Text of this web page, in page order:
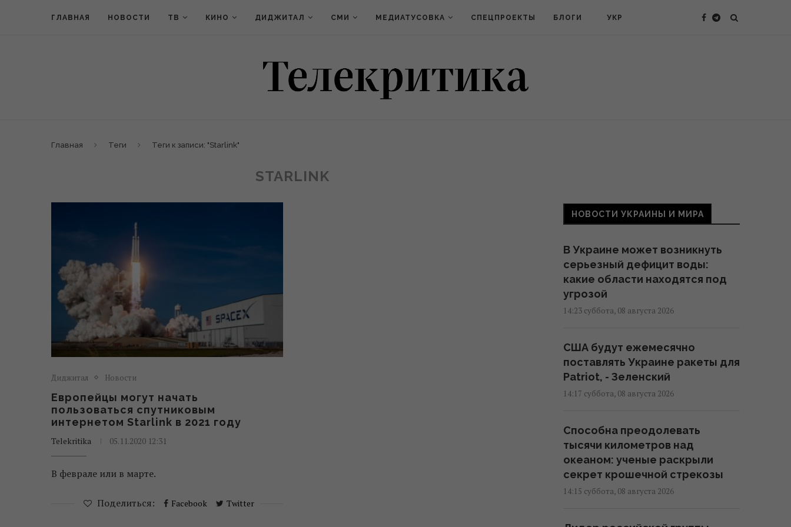
ГЛАВНАЯ НОВОСТИ ТВ КИНО ДИДЖИТАЛ СМИ МЕДИАТУСОВКА СПЕЦПРОЕКТЫ БЛОГИ УКР
Главная Теги Теги к записи: "Starlink"
STARLINK
Диджитал Новости
Европейцы могут начать
пользоваться спутниковым
интернетом Starlink в 2021 году
Telekritika 05.11.2020 12:31
В феврале или в марте.
Поделиться: Facebook Twitter
НОВОСТИ УКРАИНЫ И МИРА
В Украине может возникнуть
серьезный дефицит воды:
какие области находятся под
угрозой
14:23 суббота, 08 августа 2026
США будут ежемесячно
поставлять Украине ракеты для
Patriot, - Зеленский
14:17 суббота, 08 августа 2026
Способна преодолевать
тысячи километров над
океаном: ученые раскрыли
секрет крошечной стрекозы
14:15 суббота, 08 августа 2026